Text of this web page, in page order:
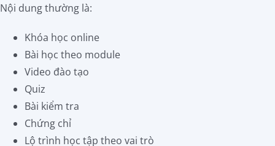
Nội dung thường là:
Khóa học online
Bài học theo module
Video đào tạo
Quiz
Bài kiểm tra
Chứng chỉ
Lộ trình học tập theo vai trò